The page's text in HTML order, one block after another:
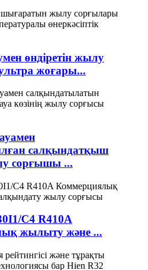
өндіретін жылу
жоғары...
салқындатқыш
сорғышы ...
C4 R410A
жылыту және ...